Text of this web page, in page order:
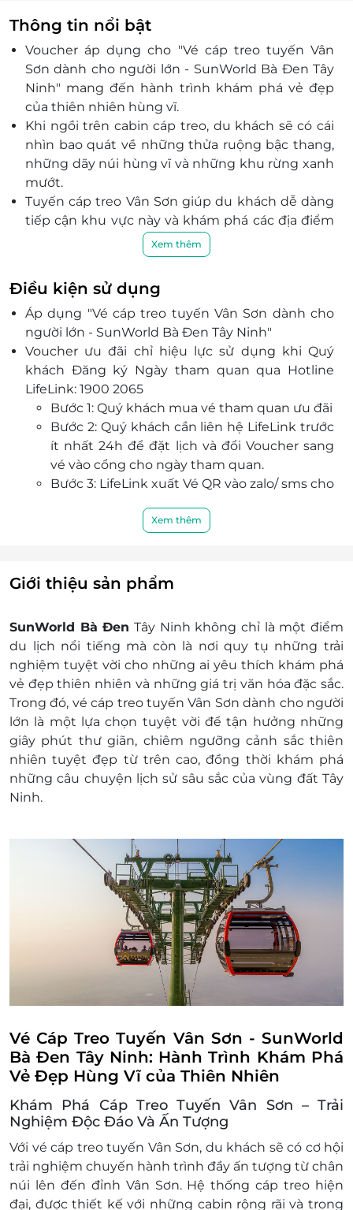
Thông tin nổi bật
Voucher áp dụng cho "Vé cáp treo tuyến Vân
Sơn dành cho người lớn - SunWorld Bà Đen Tây
Ninh" mang đến hành trình khám phá vẻ đẹp
của thiên nhiên hùng vĩ.
Khi ngồi trên cabin cáp treo, du khách sẽ có cái
nhìn bao quát về những thửa ruộng bậc thang,
những dãy núi hùng vĩ và những khu rừng xanh
mướt.
Tuyến cáp treo Vân Sơn giúp du khách dễ dàng
tiếp cận khu vực này và khám phá các địa điểm
nổi bật như Chùa Bà Đen, Chùa Hang, và các đền
thờ xung quanh. Đây là cơ hội để bạn vừa chiêm
ngưỡng vẻ đẹp thiên nhiên, vừa tìm hiểu về các
giá trị văn hóa tâm linh đặc sắc.
Cáp treo Vân Sơn được thiết kế và vận hành theo
tiêu chuẩn quốc tế, đảm bảo an toàn tuyệt đối
cho du khách.
Xem thêm
Điều kiện sử dụng
Áp dụng "Vé cáp treo tuyến Vân Sơn dành cho
người lớn - SunWorld Bà Đen Tây Ninh"
Voucher ưu đãi chỉ hiệu lực sử dụng khi Quý
khách Đăng ký Ngày tham quan qua Hotline
LifeLink: 1900 2065
Bước 1: Quý khách mua vé tham quan ưu đãi
Bước 2: Quý khách cần liên hệ LifeLink trước
ít nhất 24h để đặt lịch và đổi Voucher sang
vé vào cổng cho ngày tham quan.
Bước 3: LifeLink xuất Vé QR vào zalo/ sms cho
Hoàn/ Hủy vì bất kỳ lý do nào.
Quy định trẻ em:
Khách hàng cao từ 100cm đến dưới 140cm:
Tính vé trẻ em
Khách hàng trên 80 tuổi: Tính vé người cao
tuổi
Đối với trẻ em dưới 1m: Miễn phí
Xem thêm
Giới thiệu sản phẩm
SunWorld Bà Đen Tây Ninh không chỉ là một điểm
du lịch nổi tiếng mà còn là nơi quy tụ những trải
nghiệm tuyệt vời cho những ai yêu thích khám phá
vẻ đẹp thiên nhiên và những giá trị văn hóa đặc sắc.
Trong đó, vé cáp treo tuyến Vân Sơn dành cho người
lớn là một lựa chọn tuyệt vời để tận hưởng những
giây phút thư giãn, chiêm ngưỡng cảnh sắc thiên
nhiên tuyệt đẹp từ trên cao, đồng thời khám phá
những câu chuyện lịch sử sâu sắc của vùng đất Tây
Ninh.
Vé Cáp Treo Tuyến Vân Sơn - SunWorld
Bà Đen Tây Ninh: Hành Trình Khám Phá
Vẻ Đẹp Hùng Vĩ của Thiên Nhiên
Khám Phá Cáp Treo Tuyến Vân Sơn – Trải
Nghiệm Độc Đáo Và Ấn Tượng
Với vé cáp treo tuyến Vân Sơn, du khách sẽ có cơ hội
trải nghiệm chuyến hành trình đầy ấn tượng từ chân
núi lên đến đỉnh Vân Sơn. Hệ thống cáp treo hiện
đại, được thiết kế với những cabin rộng rãi và trong